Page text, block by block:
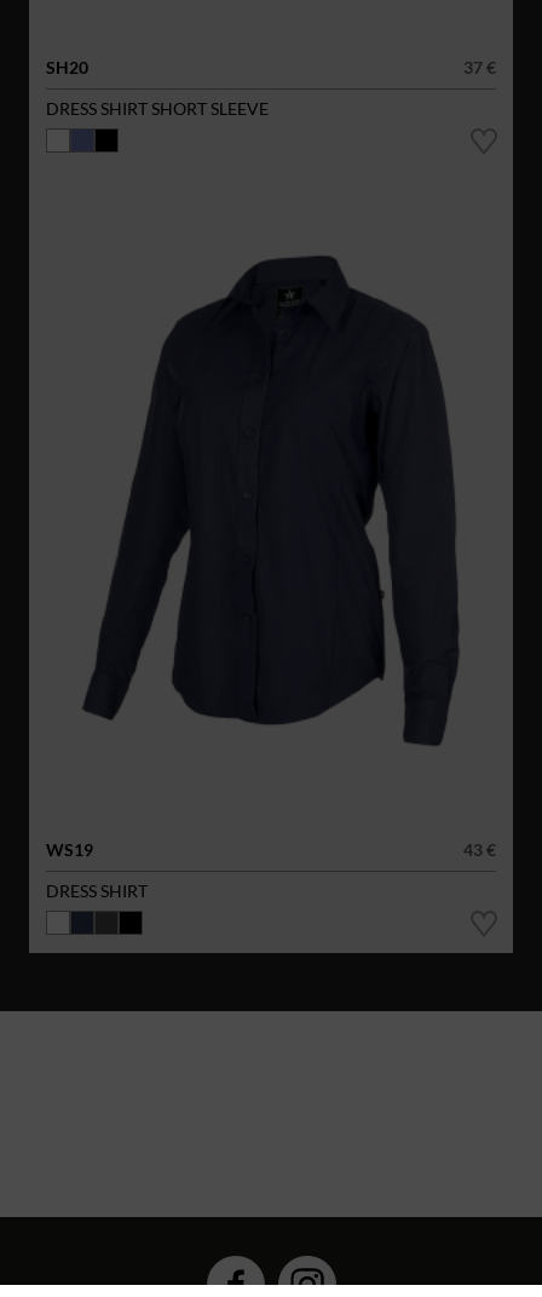
SH20
37 €
DRESS SHIRT SHORT SLEEVE
WS19
43 €
DRESS SHIRT